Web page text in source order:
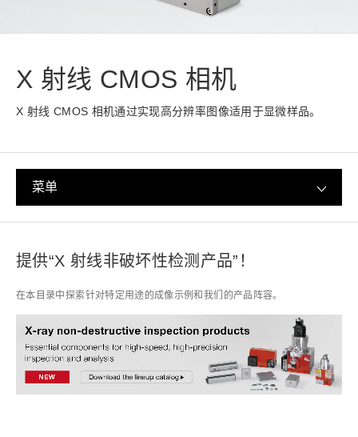
X 射线 CMOS 相机
X 射线 CMOS 相机通过实现高分辨率图像适用于显微样品。
菜单
提供“X 射线非破坏性检测产品”！
在本目录中探索针对特定用途的成像示例和我们的产品阵容。